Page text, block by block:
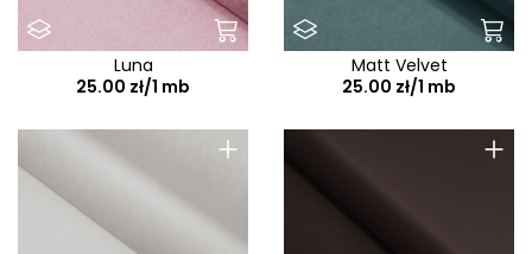
Luna
25.00 zł/1 mb
Matt Velvet
25.00 zł/1 mb
+ +